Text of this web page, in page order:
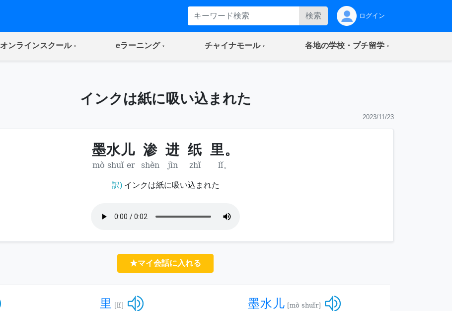
検索 ログイン
オンラインスクール(current) eラーニング(current) チャイナモール(current) 各地の学校・プチ留学(current)
インクは紙に吸い込まれた
2023/11/23
墨水儿 渗 进 纸 里。
mò shuǐ er shèn jìn zhǐ lǐ。
訳)インクは紙に吸い込まれた
★マイ会話に入れる
里 [lǐ] 墨水儿 [mò shuǐr]